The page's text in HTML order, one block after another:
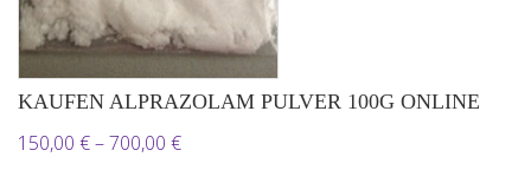
KAUFEN ALPRAZOLAM PULVER 100G ONLINE
150,00 €–700,00 €Preisspanne: